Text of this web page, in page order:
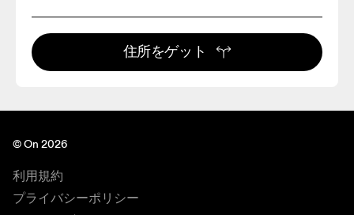
住所をゲット
© On 2026
利用規約
プライバシーポリシー